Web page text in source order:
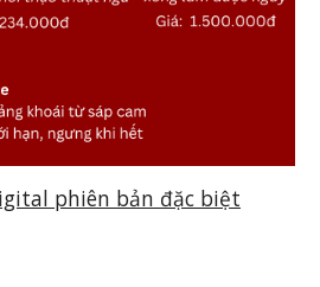
phiên bản đặc biệt